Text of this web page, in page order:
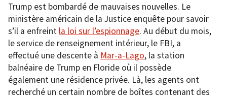
Trump est bombardé de mauvaises nouvelles. Le
ministère américain de la Justice enquête pour savoir
s’il a enfreint la loi sur l’espionnage. Au début du mois,
le service de renseignement intérieur, le FBI, a
effectué une descente à Mar-a-Lago, la station
balnéaire de Trump en Floride où il possède
également une résidence privée. Là, les agents ont
recherché un certain nombre de boîtes contenant des